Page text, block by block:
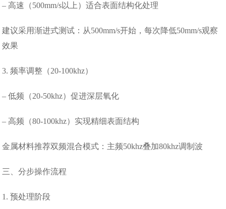
– 高速（500mm/s以上）适合表面结构化处理
建议采用渐进式测试：从500mm/s开始，每次降低50mm/s观察
效果
3. 频率调整（20-100khz）
– 低频（20-50khz）促进深层氧化
– 高频（80-100khz）实现精细表面结构
金属材料推荐双频混合模式：主频50khz叠加80khz调制波
三、分步操作流程
1. 预处理阶段